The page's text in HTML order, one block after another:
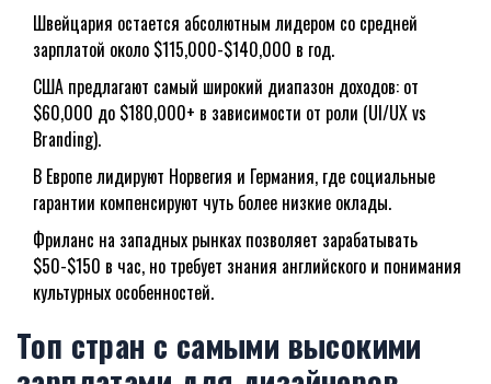
Швейцария остается абсолютным лидером со средней
зарплатой около $115,000-$140,000 в год.
США предлагают самый широкий диапазон доходов: от
$60,000 до $180,000+ в зависимости от роли (UI/UX vs
Branding).
В Европе лидируют Норвегия и Германия, где социальные
гарантии компенсируют чуть более низкие оклады.
Фриланс на западных рынках позволяет зарабатывать
$50-$150 в час, но требует знания английского и понимания
культурных особенностей.
Топ стран с самыми высокими